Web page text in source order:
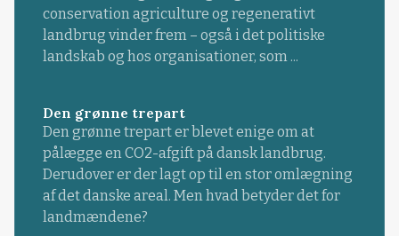
conservation agriculture og regenerativt
landbrug vinder frem – også i det politiske
landskab og hos organisationer, som ...
Den grønne trepart
Den grønne trepart er blevet enige om at
pålægge en CO2-afgift på dansk landbrug.
Derudover er der lagt op til en stor omlægning
af det danske areal. Men hvad betyder det for
landmændene?